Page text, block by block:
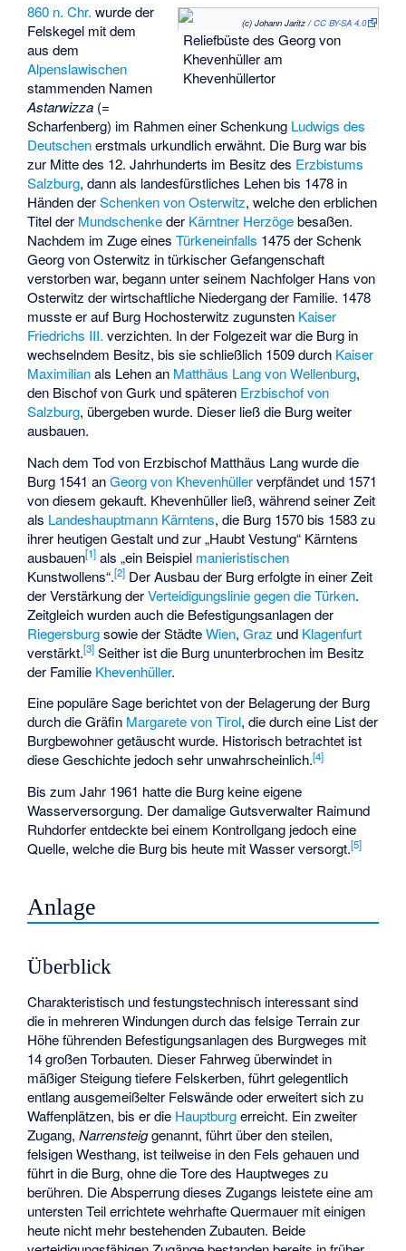
(c) Johann Jaritz /CC BY-SA 4.0
Reliefbüste des Georg von
Khevenhüller am
Khevenhüllertor
860 n. Chr. wurde der
Felskegel mit dem
aus dem
Alpenslawischen
stammenden Namen
Astarwizza (=
Scharfenberg) im Rahmen einer Schenkung Ludwigs des
Deutschenerstmals urkundlich erwähnt. Die Burg war bis
zur Mitte des 12. Jahrhunderts im Besitz des Erzbistums
Salzburg, dann als landesfürstliches Lehen bis 1478 in
Händen derSchenken von Osterwitz, welche den erblichen
Titel der Mundschenkeder Kärntner Herzögebesaßen.
Nachdem im Zuge einesTürkeneinfalls 1475 der Schenk
Georg von Osterwitz in türkischer Gefangenschaft
verstorben war, begann unter seinem Nachfolger Hans von
Osterwitz der wirtschaftliche Niedergang der Familie. 1478
musste er auf Burg Hochosterwitz zugunsten Kaiser
Friedrichs III. verzichten. In der Folgezeit war die Burg in
wechselndem Besitz, bis sie schließlich 1509 durch Kaiser
Maximilianals Lehen an Matthäus Lang von Wellenburg,
den Bischof von Gurk und späteren Erzbischof von
Salzburg, übergeben wurde. Dieser ließ die Burg weiter
ausbauen.
Nach dem Tod von Erzbischof Matthäus Lang wurde die
Burg 1541 anGeorg von Khevenhüllerverpfändet und 1571
von diesem gekauft. Khevenhüller ließ, während seiner Zeit
als Landeshauptmann Kärntens, die Burg 1570 bis 1583 zu
ihrer heutigen Gestalt und zur „Haubt Vestung“ Kärntens
ausbauen[1] als „ein Beispiel manieristischen
Kunstwollens“.[2] Der Ausbau der Burg erfolgte in einer Zeit
der Verstärkung derVerteidigungslinie gegen die Türken.
Zeitgleich wurden auch die Befestigungsanlagen der
Riegersburgsowie der StädteWien,Graz und Klagenfurt
verstärkt.[3] Seither ist die Burg ununterbrochen im Besitz
der Familie Khevenhüller.
Eine populäre Sage berichtet von der Belagerung der Burg
durch die Gräfin Margarete von Tirol, die durch eine List der
Burgbewohner getäuscht wurde. Historisch betrachtet ist
diese Geschichte jedoch sehr unwahrscheinlich.[4]
Bis zum Jahr 1961 hatte die Burg keine eigene
Wasserversorgung. Der damalige Gutsverwalter Raimund
Ruhdorfer entdeckte bei einem Kontrollgang jedoch eine
Quelle, welche die Burg bis heute mit Wasser versorgt.[5]
Anlage
Überblick
Charakteristisch und festungstechnisch interessant sind
die in mehreren Windungen durch das felsige Terrain zur
Höhe führenden Befestigungsanlagen des Burgweges mit
14 großen Torbauten. Dieser Fahrweg überwindet in
mäßiger Steigung tiefere Felskerben, führt gelegentlich
entlang ausgemeißelter Felswände oder erweitert sich zu
Waffenplätzen, bis er die Hauptburgerreicht. Ein zweiter
Zugang,Narrensteiggenannt, führt über den steilen,
felsigen Westhang, ist teilweise in den Fels gehauen und
führt in die Burg, ohne die Tore des Hauptweges zu
berühren. Die Absperrung dieses Zugangs leistete eine am
untersten Teil errichtete wehrhafte Quermauer mit einigen
heute nicht mehr bestehenden Zubauten. Beide